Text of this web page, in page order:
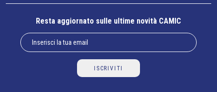
Resta aggiornato sulle ultime novità CAMIC
ISCRIVITI